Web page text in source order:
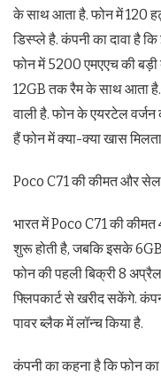
के साथ आता है. फोन में 120
डिस्प्ले है. कंपनी का दावा है
फोन में 5200 एमएएच की बड़ी
12GB तक रैम के साथ आता
वाली है. फोन के एयरटेल
हैं फोन में क्या-क्या खास
Poco C71 की कीमत और
भारत में Poco C71 की
शुरू होती है, जबकि इसके
फोन की पहली बिक्री 8
फ्लिपकार्ट से खरीद सकेंगे.
पावर ब्लैक में लॉन्च किया है.
कंपनी का कहना है कि फोन